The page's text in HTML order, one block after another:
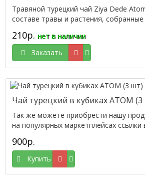
Травяной турецкий чай Ziya Dede
составе травы и растения, собранные
210р. нет в наличии
Заказать
Чай турецкий в кубиках АТОМ
Так же можете приобрести нашу
на популярных маркетплейсах ссылки
900р.
Купить